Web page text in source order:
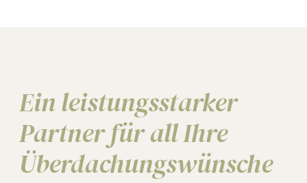
Ein leistungsstarker
Partner für all Ihre
Überdachungswünsche